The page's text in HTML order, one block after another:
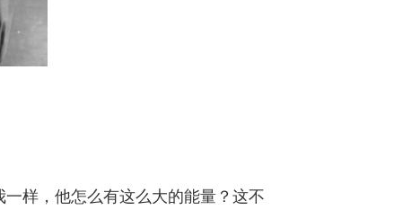
样，他怎么有这么大的能量？这不